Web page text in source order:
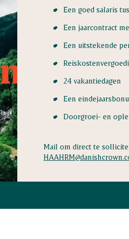
Een goed salaris
Een jaarcontract
Een uitstekende
24 vakantiedagen
Een
Doorgroei- en
Mail om direct te